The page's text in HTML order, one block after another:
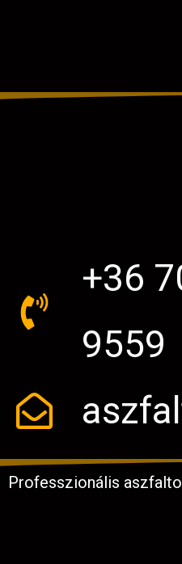
+36
9559
Professzionális